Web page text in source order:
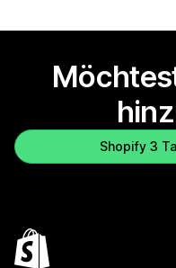
Shopify 3